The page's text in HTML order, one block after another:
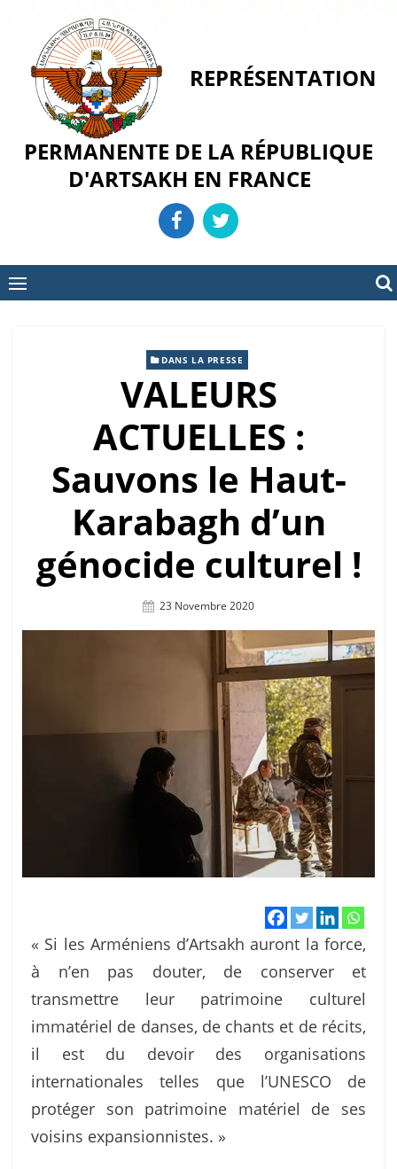
content
REPRÉSENTATION
PERMANENTE DE LA RÉPUBLIQUE
D'ARTSAKH EN FRANCE
DANS LA PRESSE
VALEURS
ACTUELLES :
Sauvons le Haut-
Karabagh d’un
génocide culturel !
Posted
23 Novembre 2020
« Si les Arméniens d’Artsakh auront la force,
à n’en pas douter, de conserver et
transmettre leur patrimoine culturel
immatériel de danses, de chants et de récits,
il est du devoir des organisations
internationales telles que l’UNESCO de
protéger son patrimoine matériel de ses
voisins expansionnistes. »